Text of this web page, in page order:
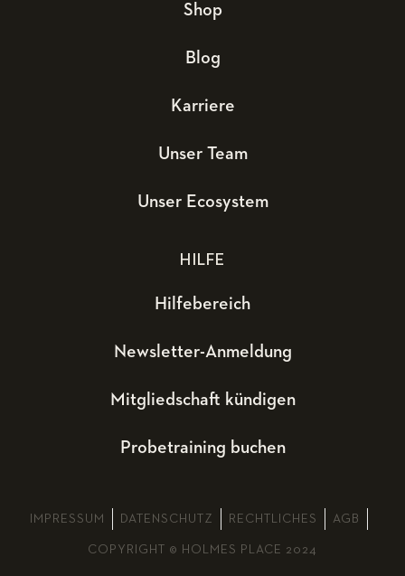
Shop
Blog
Karriere
Unser Team
Unser Ecosystem
HILFE
Hilfebereich
Newsletter-Anmeldung
Mitgliedschaft kündigen
Probetraining buchen
IMPRESSUM DATENSCHUTZ RECHTLICHES AGB
COPYRIGHT © HOLMES PLACE 2024